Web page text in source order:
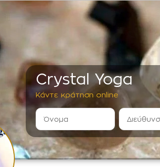
Crystal Yoga
Κάντε κράτηση online